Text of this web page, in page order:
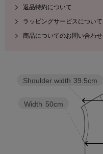
返品特約について
ラッピングサービスについて
商品についてのお問い合わせ
Width 50cm
Shoulder width 39.5cm